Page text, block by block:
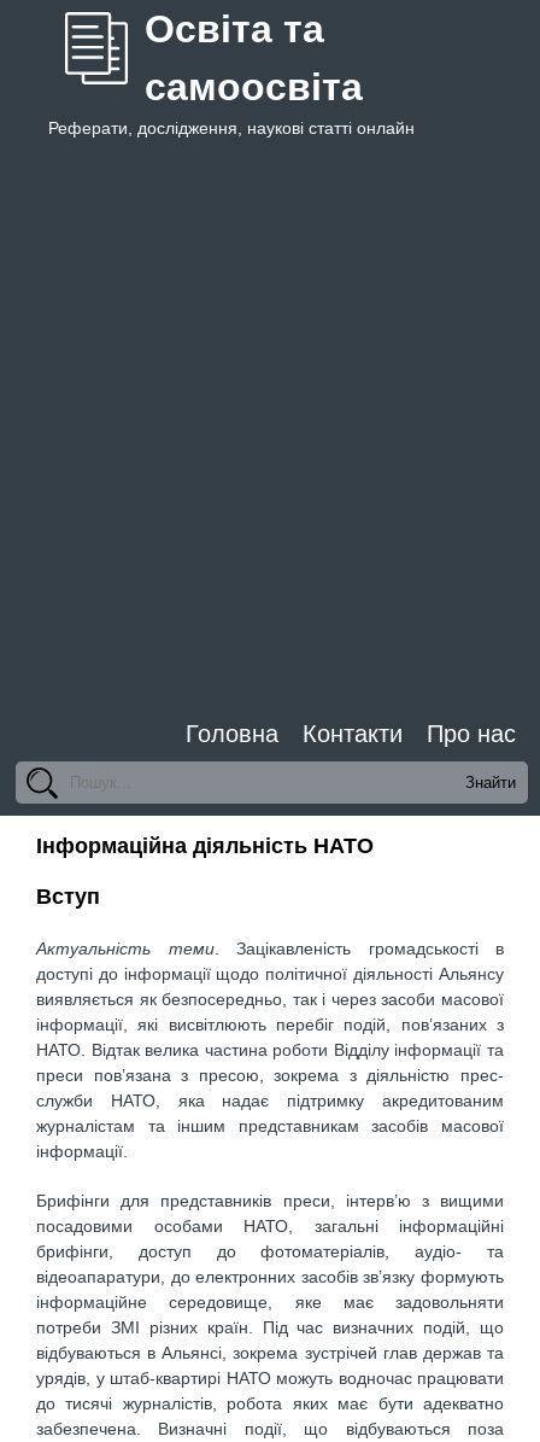
Освіта та
самоосвіта
Реферати, дослідження, наукові статті онлайн
Головна Контакти Про нас
Інформаційна діяльність НАТО
Вступ
Актуальність теми. Зацікавленість громадськості в
доступі до інформації щодо політичної діяльності Альянсу
виявляється як безпосередньо, так і через засоби масової
інформації, які висвітлюють перебіг подій, пов’язаних з
НАТО. Відтак велика частина роботи Відділу інформації та
преси пов’язана з пресою, зокрема з діяльністю прес-
служби НАТО, яка надає підтримку акредитованим
журналістам та іншим представникам засобів масової
інформації.
Брифінги для представників преси, інтерв’ю з вищими
посадовими особами НАТО, загальні інформаційні
брифінги, доступ до фотоматеріалів, аудіо- та
відеоапаратури, до електронних засобів зв’язку формують
інформаційне середовище, яке має задовольняти
потреби ЗМІ різних країн. Під час визначних подій, що
відбуваються в Альянсі, зокрема зустрічей глав держав та
урядів, у штаб-квартирі НАТО можуть водночас працювати
до тисячі журналістів, робота яких має бути адекватно
забезпечена. Визначні події, що відбуваються поза